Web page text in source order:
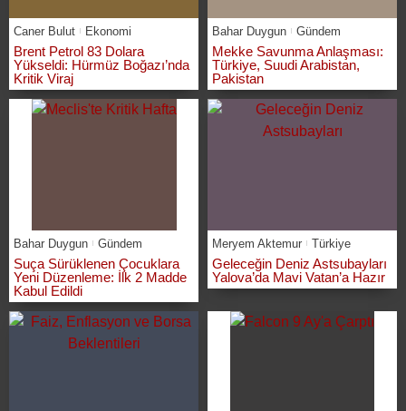
Caner Bulut Ekonomi
Brent Petrol 83 Dolara
Yükseldi: Hürmüz Boğazı’nda
Kritik Viraj
Bahar Duygun Gündem
Mekke Savunma Anlaşması:
Türkiye, Suudi Arabistan,
Pakistan
Bahar Duygun Gündem
Suça Sürüklenen Çocuklara
Yeni Düzenleme: İlk 2 Madde
Kabul Edildi
Meryem Aktemur Türkiye
Geleceğin Deniz Astsubayları
Yalova’da Mavi Vatan’a Hazır